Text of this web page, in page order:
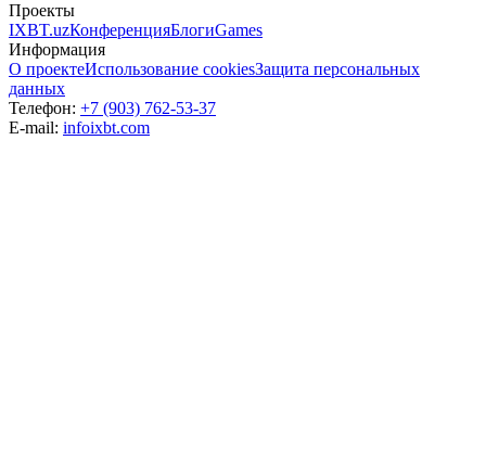
Проекты
IXBT.uzКонференцияБлогиGames
Информация
О проектеИспользование cookiesЗащита персональных
данных
Телефон: +7 (903) 762-53-37
E-mail: infoixbt.com